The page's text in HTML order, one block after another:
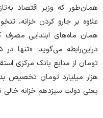
همان‌طور که وزیر اقتصاد
همان ماه‌های ابتدایی مصرف
هزار میلیارد تومان تخصیص
یعنی دولت سیزدهم خزانه